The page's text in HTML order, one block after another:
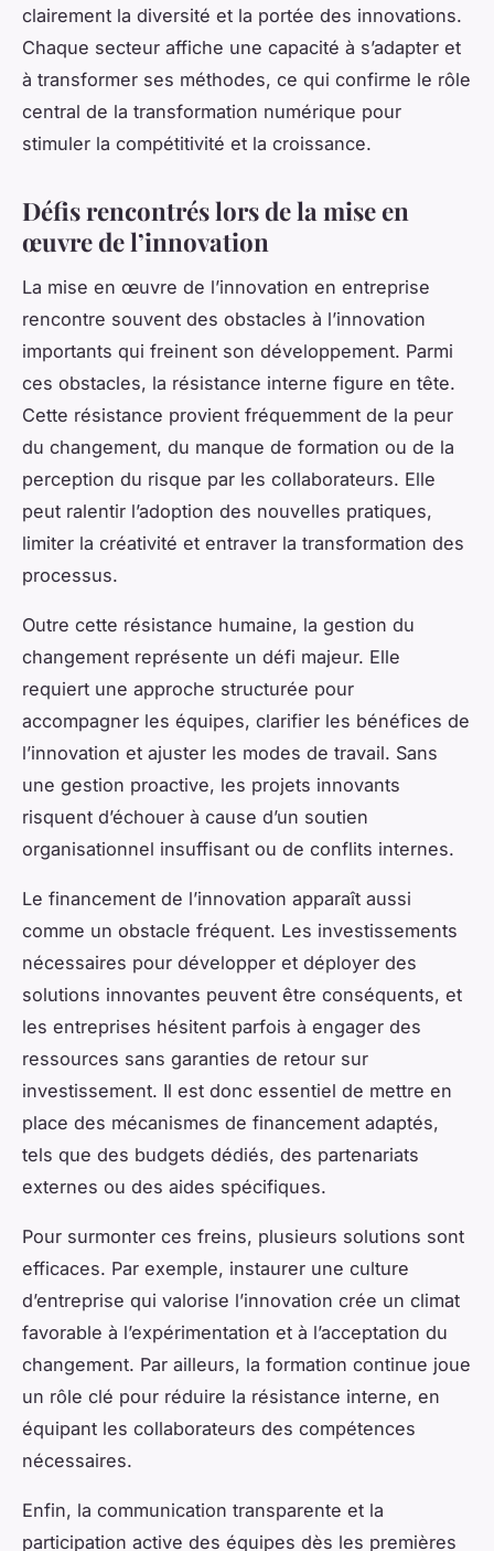
clairement la diversité et la portée des innovations.
Chaque secteur affiche une capacité à s’adapter et
à transformer ses méthodes, ce qui confirme le rôle
central de la transformation numérique pour
stimuler la compétitivité et la croissance.
Défis rencontrés lors de la mise en
œuvre de l’innovation
La mise en œuvre de l’innovation en entreprise
rencontre souvent des obstacles à l’innovation
importants qui freinent son développement. Parmi
ces obstacles, la résistance interne figure en tête.
Cette résistance provient fréquemment de la peur
du changement, du manque de formation ou de la
perception du risque par les collaborateurs. Elle
peut ralentir l’adoption des nouvelles pratiques,
limiter la créativité et entraver la transformation des
processus.
Outre cette résistance humaine, la gestion du
changement représente un défi majeur. Elle
requiert une approche structurée pour
accompagner les équipes, clarifier les bénéfices de
l’innovation et ajuster les modes de travail. Sans
une gestion proactive, les projets innovants
risquent d’échouer à cause d’un soutien
organisationnel insuffisant ou de conflits internes.
Le financement de l’innovation apparaît aussi
comme un obstacle fréquent. Les investissements
nécessaires pour développer et déployer des
solutions innovantes peuvent être conséquents, et
les entreprises hésitent parfois à engager des
ressources sans garanties de retour sur
investissement. Il est donc essentiel de mettre en
place des mécanismes de financement adaptés,
tels que des budgets dédiés, des partenariats
externes ou des aides spécifiques.
Pour surmonter ces freins, plusieurs solutions sont
efficaces. Par exemple, instaurer une culture
d’entreprise qui valorise l’innovation crée un climat
favorable à l’expérimentation et à l’acceptation du
changement. Par ailleurs, la formation continue joue
un rôle clé pour réduire la résistance interne, en
équipant les collaborateurs des compétences
nécessaires.
Enfin, la communication transparente et la
participation active des équipes dès les premières